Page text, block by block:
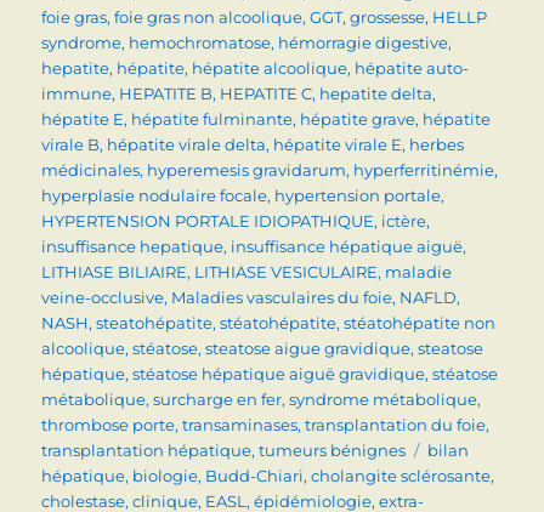
foie gras,foie gras non alcoolique,GGT,grossesse, HELLP
syndrome, hemochromatose, hémorragie digestive,
hepatite, hépatite, hépatite alcoolique, hépatite auto-
immune, HEPATITE B, HEPATITE C, hepatite delta,
hépatite E, hépatite fulminante, hépatite grave, hépatite
virale B, hépatite virale delta, hépatite virale E, herbes
médicinales, hyperemesis gravidarum, hyperferritinémie,
hyperplasie nodulaire focale, hypertension portale,
HYPERTENSION PORTALE IDIOPATHIQUE, ictère,
insuffisance hepatique, insuffisance hépatique aiguë,
LITHIASE BILIAIRE, LITHIASE VESICULAIRE, maladie
veine-occlusive, Maladies vasculaires du foie, NAFLD,
NASH,steatohépatite,stéatohépatite,stéatohépatite non
alcoolique,stéatose,steatose aigue gravidique,steatose
hépatique,stéatose hépatique aiguë gravidique,stéatose
métabolique,surcharge en fer,syndrome métabolique,
thrombose porte,transaminases,transplantation du foie,
transplantation hépatique,tumeurs bénignes Étiquettes
bilan
hépatique, biologie, Budd-Chiari,cholangite sclérosante,
cholestase,clinique, EASL ,épidémiologie,extra-